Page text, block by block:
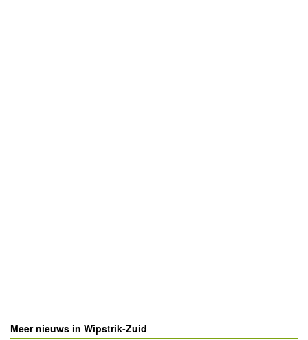
Meer nieuws in Wipstrik-Zuid